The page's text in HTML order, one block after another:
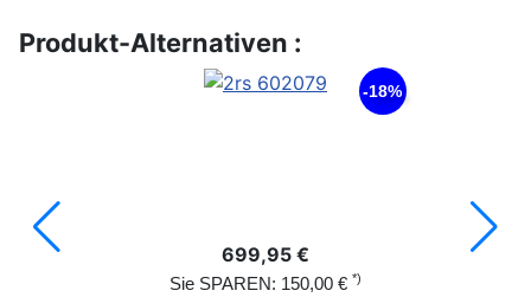
Produkt-Alternativen :
-18%
699,95 €
Sie SPAREN: 150,00 € *)